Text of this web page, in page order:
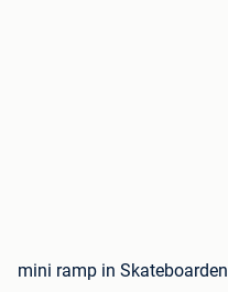
mini ramp in Skateboarden